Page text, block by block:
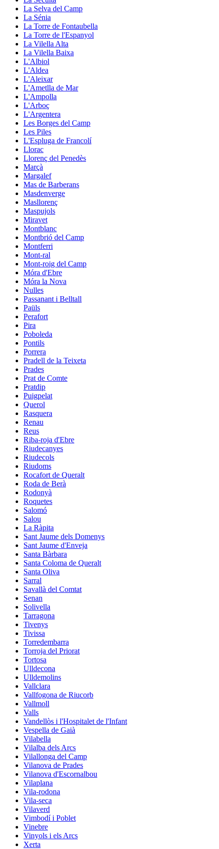
La Selva del Camp
La Sénia
La Torre de Fontaubella
La Torre de l'Espanyol
La Vilella Alta
La Vilella Baixa
L'Albiol
L'Aldea
L'Aleixar
L'Ametlla de Mar
L'Ampolla
L'Arboç
L'Argentera
Les Borges del Camp
Les Piles
L'Espluga de Francolí
Llorac
Llorenç del Penedès
Marçà
Margalef
Mas de Barberans
Masdenverge
Masllorenç
Maspujols
Miravet
Montblanc
Montbrió del Camp
Montferri
Mont-ral
Mont-roig del Camp
Móra d'Ebre
Móra la Nova
Nulles
Passanant i Belltall
Paüls
Perafort
Pira
Poboleda
Pontils
Porrera
Pradell de la Teixeta
Prades
Prat de Comte
Pratdip
Puigpelat
Querol
Rasquera
Renau
Reus
Riba-roja d'Ebre
Riudecanyes
Riudecols
Riudoms
Rocafort de Queralt
Roda de Berà
Rodonyà
Roquetes
Salomó
Salou
La Ràpita
Sant Jaume dels Domenys
Sant Jaume d'Enveja
Santa Bàrbara
Santa Coloma de Queralt
Santa Oliva
Sarral
Savallà del Comtat
Senan
Solivella
Tarragona
Tivenys
Tivissa
Torredembarra
Torroja del Priorat
Tortosa
Ulldecona
Ulldemolins
Vallclara
Vallfogona de Riucorb
Vallmoll
Valls
Vandellòs i l'Hospitalet de l'Infant
Vespella de Gaià
Vilabella
Vilalba dels Arcs
Vilallonga del Camp
Vilanova de Prades
Vilanova d'Escornalbou
Vilaplana
Vila-rodona
Vila-seca
Vilaverd
Vimbodí i Poblet
Vinebre
Vinyols i els Arcs
Xerta